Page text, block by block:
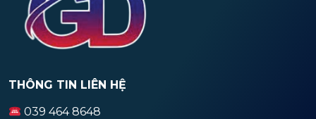
THÔNG TIN LIÊN HỆ
039 464 8648